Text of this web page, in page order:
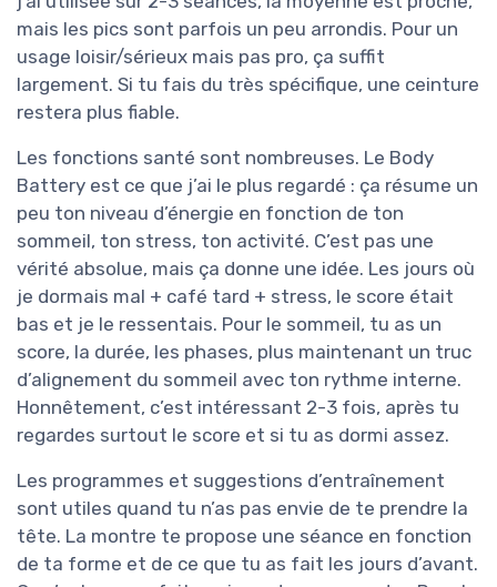
mais les pics sont parfois un peu arrondis. Pour un
usage loisir/sérieux mais pas pro, ça suffit
largement. Si tu fais du très spécifique, une ceinture
restera plus fiable.
Les fonctions santé sont nombreuses. Le Body
Battery est ce que j’ai le plus regardé : ça résume un
peu ton niveau d’énergie en fonction de ton
sommeil, ton stress, ton activité. C’est pas une
vérité absolue, mais ça donne une idée. Les jours où
je dormais mal + café tard + stress, le score était
bas et je le ressentais. Pour le sommeil, tu as un
score, la durée, les phases, plus maintenant un truc
d’alignement du sommeil avec ton rythme interne.
Honnêtement, c’est intéressant 2-3 fois, après tu
regardes surtout le score et si tu as dormi assez.
Les programmes et suggestions d’entraînement
sont utiles quand tu n’as pas envie de te prendre la
tête. La montre te propose une séance en fonction
de ta forme et de ce que tu as fait les jours d’avant.